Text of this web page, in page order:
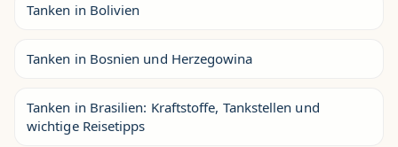
Tanken in Bolivien
Tanken in Bosnien und Herzegowina
Tanken in Brasilien: Kraftstoffe, Tankstellen und
wichtige Reisetipps